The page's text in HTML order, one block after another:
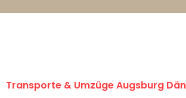
Transporte & Umzüge Augsburg